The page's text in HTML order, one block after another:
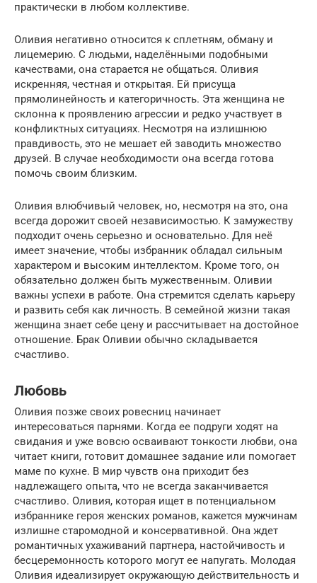
практически в любом коллективе.
Оливия негативно относится к сплетням, обману и
лицемерию. С людьми, наделёнными подобными
качествами, она старается не общаться. Оливия
искренняя, честная и открытая. Ей присуща
прямолинейность и категоричность. Эта женщина не
склонна к проявлению агрессии и редко участвует в
конфликтных ситуациях. Несмотря на излишнюю
правдивость, это не мешает ей заводить множество
друзей. В случае необходимости она всегда готова
помочь своим близким.
Оливия влюбчивый человек, но, несмотря на это, она
всегда дорожит своей независимостью. К замужеству
подходит очень серьезно и основательно. Для неё
имеет значение, чтобы избранник обладал сильным
характером и высоким интеллектом. Кроме того, он
обязательно должен быть мужественным. Оливии
важны успехи в работе. Она стремится сделать карьеру
и развить себя как личность. В семейной жизни такая
женщина знает себе цену и рассчитывает на достойное
отношение. Брак Оливии обычно складывается
счастливо.
Любовь
Оливия позже своих ровесниц начинает
интересоваться парнями. Когда ее подруги ходят на
свидания и уже вовсю осваивают тонкости любви, она
читает книги, готовит домашнее задание или помогает
маме по кухне. В мир чувств она приходит без
надлежащего опыта, что не всегда заканчивается
счастливо. Оливия, которая ищет в потенциальном
избраннике героя женских романов, кажется мужчинам
излишне старомодной и консервативной. Она ждет
романтичных ухаживаний партнера, настойчивость и
бесцеремонность которого могут ее напугать. Молодая
Оливия идеализирует окружающую действительность и